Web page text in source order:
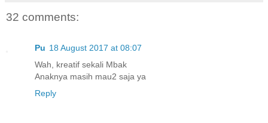
32 comments:
Pu 18 August 2017 at 08:07
Wah, kreatif sekali Mbak
Anaknya masih mau2 saja ya
Reply